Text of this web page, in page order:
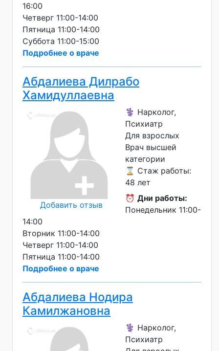
16:00
Четверг 11:00-14:00
Пятница 11:00-14:00
Суббота 11:00-15:00
Подробнее о враче
Абдалиева Дилрабо
Хамидуллаевна
Добавить отзыв
⚕️ Нарколог,
Психиатр
Для взрослых
Врач высшей
категории
⌛ Стаж работы:
48 лет
⏰ Дни работы:
Понедельник 11:00-
14:00
Вторник 11:00-14:00
Четверг 11:00-14:00
Пятница 11:00-14:00
Подробнее о враче
Абдалиева Нодира
Камилжановна
⚕️ Нарколог,
Психиатр